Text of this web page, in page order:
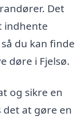
Det
indhente
du kan finde
døre i Fjelsø.
og sikre en
det at gøre en